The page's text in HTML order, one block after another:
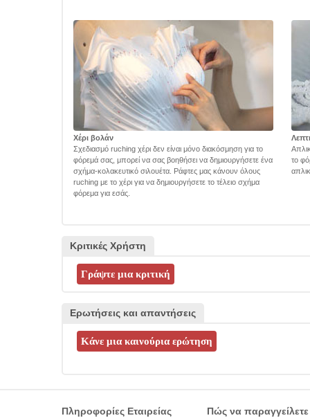
Χέρι βολάν
Σχεδιασμό ruching χέρι δεν είναι μόνο διακόσμηση για το
φόρεμά σας, μπορεί να σας βοηθήσει να δημιουργήσετε ένα
σχήμα-κολακευτικό σιλουέτα. Ράφτες μας κάνουν όλους
ruching με το χέρι για να δημιουργήσετε το τέλειο σχήμα
φόρεμα για εσάς.
το
Κριτικές Χρήστη
Ερωτήσεις και απαντήσεις
Πληροφορίες Εταιρείας Πώς να παραγγείλετε